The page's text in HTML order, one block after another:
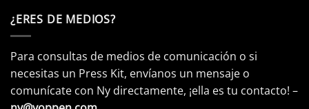
¿ERES DE MEDIOS?
Para consultas de medios de comunicación o si
necesitas un Press Kit, envíanos un mensaje o
comunícate con Ny directamente, ¡ella es tu contacto! –